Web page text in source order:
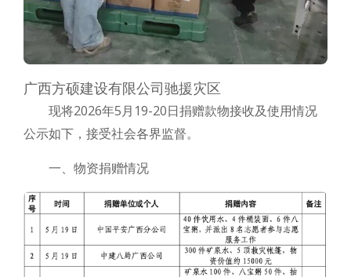
广西方硕建设有限公司驰援灾区
现将2026年5月19-20日捐赠款物接收及使用情况
公示如下，接受社会各界监督。
一、物资捐赠情况